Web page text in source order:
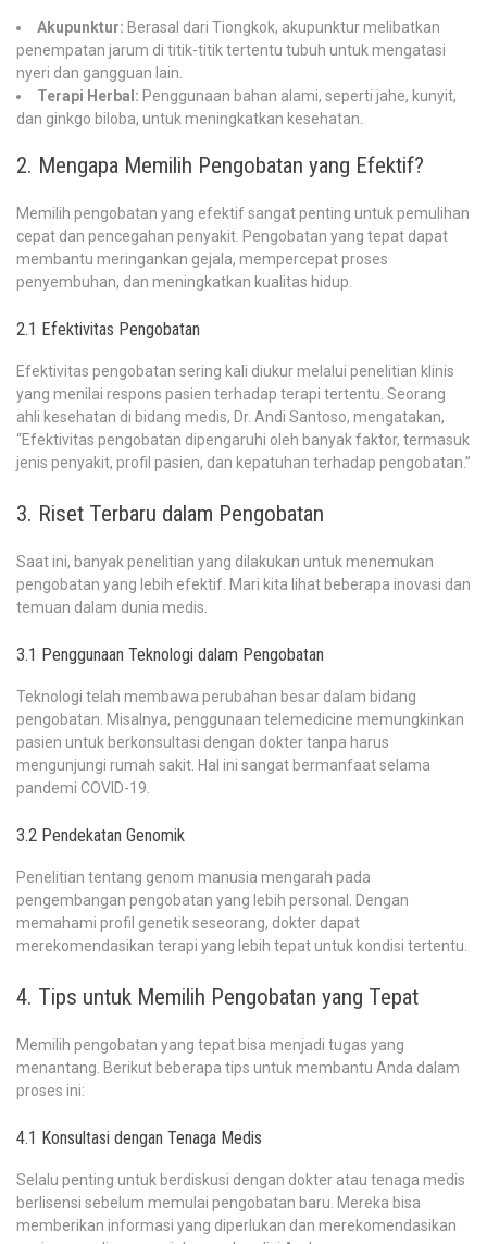
Akupunktur: Berasal dari Tiongkok, akupunktur melibatkan
penempatan jarum di titik-titik tertentu tubuh untuk mengatasi
nyeri dan gangguan lain.
Terapi Herbal: Penggunaan bahan alami, seperti jahe, kunyit,
dan ginkgo biloba, untuk meningkatkan kesehatan.
2. Mengapa Memilih Pengobatan yang Efektif?
Memilih pengobatan yang efektif sangat penting untuk pemulihan
cepat dan pencegahan penyakit. Pengobatan yang tepat dapat
membantu meringankan gejala, mempercepat proses
penyembuhan, dan meningkatkan kualitas hidup.
2.1 Efektivitas Pengobatan
Efektivitas pengobatan sering kali diukur melalui penelitian klinis
yang menilai respons pasien terhadap terapi tertentu. Seorang
ahli kesehatan di bidang medis, Dr. Andi Santoso, mengatakan,
“Efektivitas pengobatan dipengaruhi oleh banyak faktor, termasuk
jenis penyakit, profil pasien, dan kepatuhan terhadap pengobatan.”
3. Riset Terbaru dalam Pengobatan
Saat ini, banyak penelitian yang dilakukan untuk menemukan
pengobatan yang lebih efektif. Mari kita lihat beberapa inovasi dan
temuan dalam dunia medis.
3.1 Penggunaan Teknologi dalam Pengobatan
Teknologi telah membawa perubahan besar dalam bidang
pengobatan. Misalnya, penggunaan telemedicine memungkinkan
pasien untuk berkonsultasi dengan dokter tanpa harus
mengunjungi rumah sakit. Hal ini sangat bermanfaat selama
pandemi COVID-19.
3.2 Pendekatan Genomik
Penelitian tentang genom manusia mengarah pada
pengembangan pengobatan yang lebih personal. Dengan
memahami profil genetik seseorang, dokter dapat
merekomendasikan terapi yang lebih tepat untuk kondisi tertentu.
4. Tips untuk Memilih Pengobatan yang Tepat
Memilih pengobatan yang tepat bisa menjadi tugas yang
menantang. Berikut beberapa tips untuk membantu Anda dalam
proses ini:
4.1 Konsultasi dengan Tenaga Medis
Selalu penting untuk berdiskusi dengan dokter atau tenaga medis
berlisensi sebelum memulai pengobatan baru. Mereka bisa
memberikan informasi yang diperlukan dan merekomendasikan